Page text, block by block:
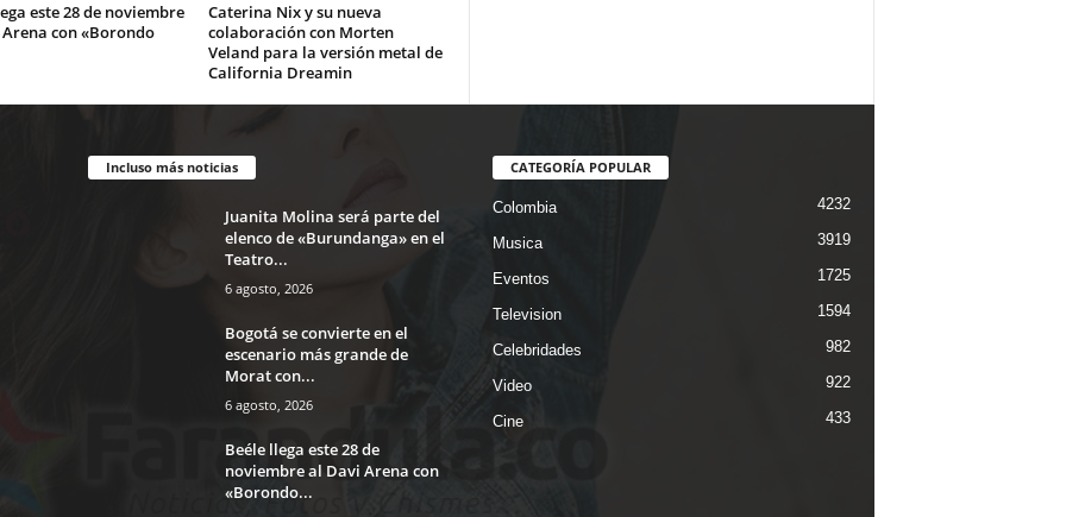
este 28 de noviembre
con «Borondo
Caterina Nix y su nueva
colaboración con Morten
Veland para la versión metal de
California Dreamin
Incluso más noticias
Juanita Molina será parte del
elenco de «Burundanga» en el
Teatro...
6 agosto, 2026
Bogotá se convierte en el
escenario más grande de
Morat con...
6 agosto, 2026
Beéle llega este 28 de
noviembre al Davi Arena con
«Borondo...
CATEGORÍA POPULAR
Colombia 4232
Musica 3919
Eventos 1725
Television 1594
Celebridades 982
Video 922
Cine 433